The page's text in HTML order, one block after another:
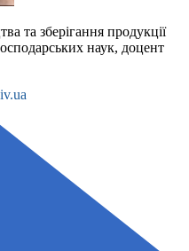
та зберігання продукції
наук, доцент